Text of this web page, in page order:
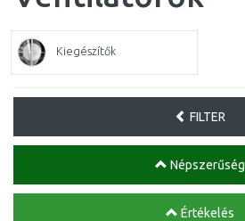
Kiegészítők
FILTER
Népszerűség
Értékelés